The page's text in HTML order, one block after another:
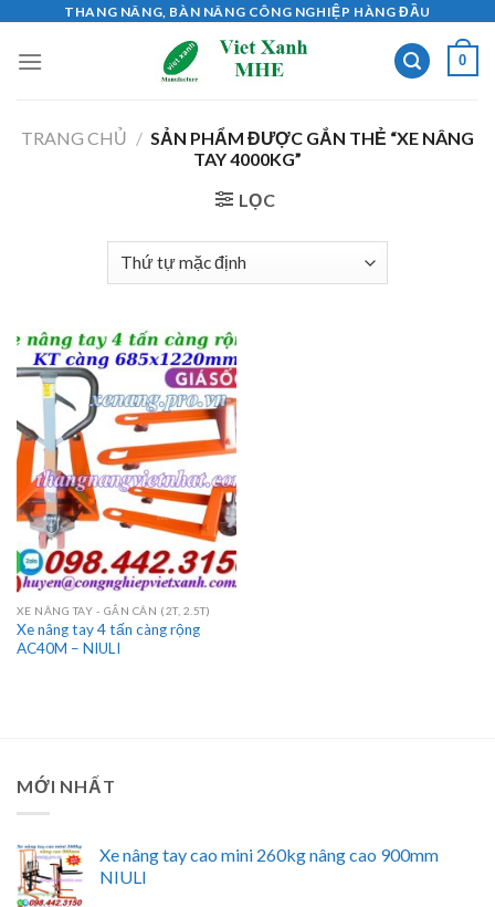
content
THANG NÂNG, BÀN NÂNG CÔNG NGHIỆP HÀNG ĐẦU
0
TRANG CHỦ / SẢN PHẨM ĐƯỢC GẮN THẺ “XE NÂNG
TAY 4000KG”
LỌC
XE NÂNG TAY - GẮN CÂN (2T, 2.5T)
Xe nâng tay 4 tấn càng rộng
AC40M – NIULI
MỚI NHẤT
Xe nâng tay cao mini 260kg nâng cao 900mm
NIULI